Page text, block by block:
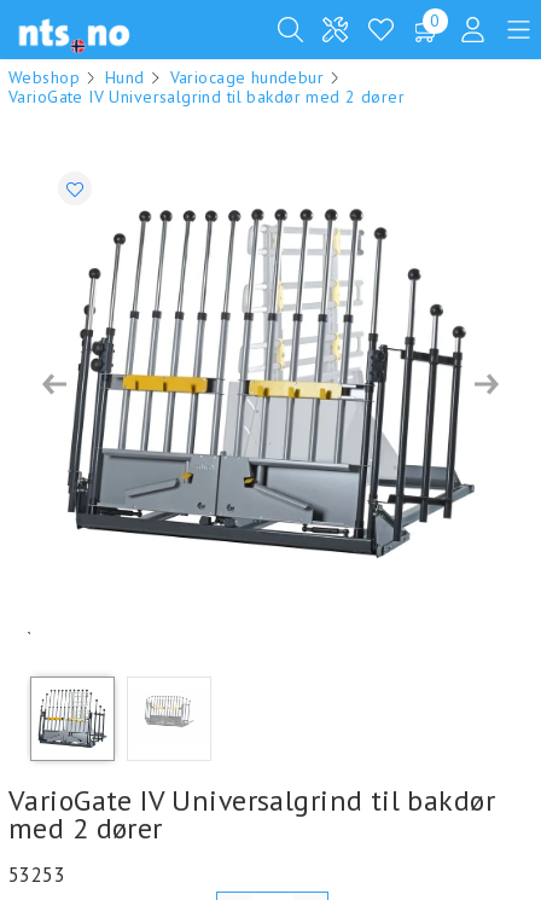
0
Webshop Hund
Variocage hundebur
VarioGate IV Universalgrind til bakdør med 2 dører
Previous Next
`
VarioGate IV Universalgrind til bakdør
med 2 dører
53253